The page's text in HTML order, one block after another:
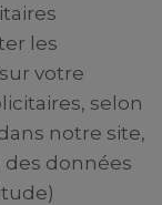
les
votre
selon
notre site,
des données